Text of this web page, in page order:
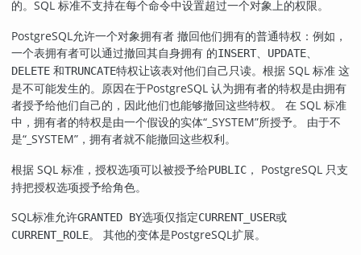
的。SQL 标准不支持在每个命令中设置超过一个对象上的权限。
PostgreSQL 允许一个对象拥有者 撤回他们拥有的普通特权：例如，
一个表拥有者可以通过撤回其自身拥有 的INSERT UPDATE
DELETE 和TRUNCATE特权让该表对他们自己只读。根据 SQL 标准 这
是不可能发生的。原因在于PostgreSQL 认为拥有者的特权是由拥有
者授予给他们自己的，因此他们也能够撤回这些特权。 在 SQL 标准
中，拥有者的特权是由一个假设的实体“ _SYSTEM”所授予。 由于不
是“ _SYSTEM” ，拥有者就不能撤回这些权利。
根据 SQL 标准，授权选项可以被授予给PUBLIC ， PostgreSQL 只支
持把授权选项授予给角色。
SQL标准允许GRANTED BY选项仅指定CURRENT_USER或
CURRENT_ROLE。 其他的变体是PostgreSQL扩展。